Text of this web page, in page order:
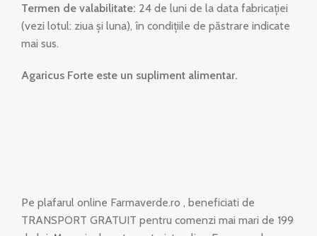
Termen de valabilitate: 24 de luni de la data fabricației
(vezi lotul: ziua și luna), în condițiile de păstrare indicate
mai sus.
Agaricus Forte este un supliment alimentar.
Pe plafarul online Farmaverde.ro , beneficiati de
TRANSPORT GRATUIT pentru comenzi mai mari de 199